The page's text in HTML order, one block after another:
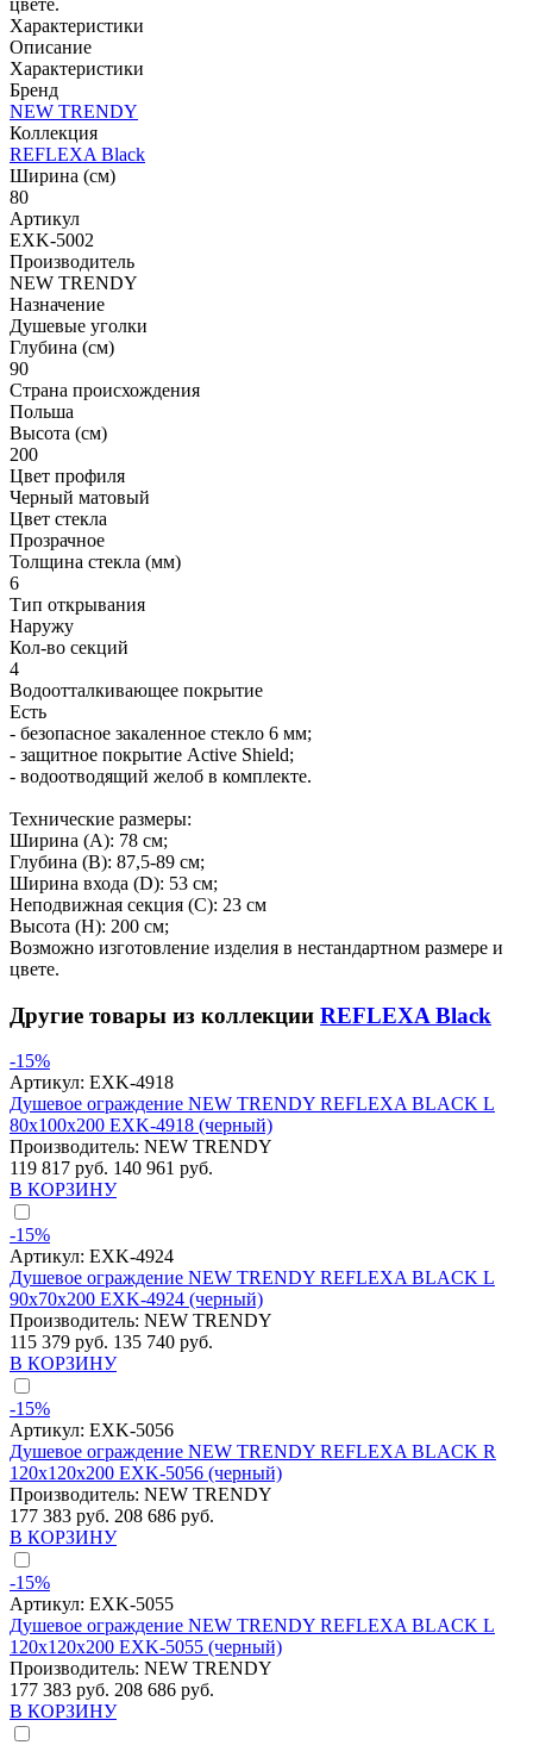
Характеристики
Описание
Характеристики
Бренд
NEW TRENDY
Коллекция
REFLEXA Black
Ширина (см)
80
Артикул
EXK-5002
Производитель
NEW TRENDY
Назначение
Душевые уголки
Глубина (см)
90
Страна происхождения
Польша
Высота (см)
200
Цвет профиля
Черный матовый
Цвет стекла
Прозрачное
Толщина стекла (мм)
6
Тип открывания
Наружу
Кол-во секций
4
Водоотталкивающее покрытие
Есть
- безопасное закаленное стекло 6 мм;
- защитное покрытие Active Shield;
- водоотводящий желоб в комплекте.
Технические размеры:
Ширина (A): 78 см;
Глубина (B): 87,5-89 см;
Ширина входа (D): 53 см;
Неподвижная секция (С): 23 см
Высота (H): 200 см;
Возможно изготовление изделия в нестандартном размере и
цвете.
Другие товары из коллекции REFLEXA Black
-15%
Артикул: EXK-4918
Душевое ограждение NEW TRENDY REFLEXA BLACK L
80x100x200 EXK-4918 (черный)
Производитель: NEW TRENDY
119 817 руб. 140 961 руб.
В КОРЗИНУ
-15%
Артикул: EXK-4924
Душевое ограждение NEW TRENDY REFLEXA BLACK L
90x70x200 EXK-4924 (черный)
Производитель: NEW TRENDY
115 379 руб. 135 740 руб.
В КОРЗИНУ
-15%
Артикул: EXK-5056
Душевое ограждение NEW TRENDY REFLEXA BLACK R
120x120x200 EXK-5056 (черный)
Производитель: NEW TRENDY
177 383 руб. 208 686 руб.
В КОРЗИНУ
-15%
Артикул: EXK-5055
Душевое ограждение NEW TRENDY REFLEXA BLACK L
120x120x200 EXK-5055 (черный)
Производитель: NEW TRENDY
177 383 руб. 208 686 руб.
В КОРЗИНУ